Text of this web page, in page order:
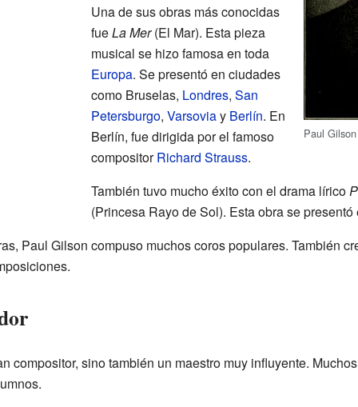
Paul
Una de sus obras más conocidas
fueLa Mer(El Mar). Esta pieza
musical se hizo famosa en toda
Europa. Se presentó en ciudades
como Bruselas, Londres, San
Petersburgo, Varsoviay Berlín. En
Berlín, fue dirigida por el famoso
compositorRichard Strauss.
También tuvo mucho éxito con el drama lírico
(Princesa Rayo de Sol). Esta obra se presentó
Paul Gilson compuso muchos coros populares. También
compositor, sino también un maestro muy influyente.